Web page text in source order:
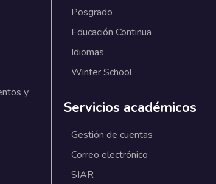
y
Posgrado
Educación Continua
Idiomas
Winter School
Servicios académicos
Gestión de cuentas
Correo electrónico
SIAR